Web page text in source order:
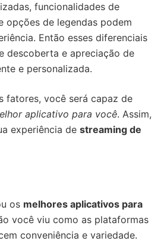
funcionalidades de
opções de legendas podem
Então esses diferenciais
descoberta e apreciação de
e personalizada.
fatores, você será capaz de
aplicativo para você. Assim,
experiência de streaming de
os melhores aplicativos para
você viu como as plataformas
conveniência e variedade.